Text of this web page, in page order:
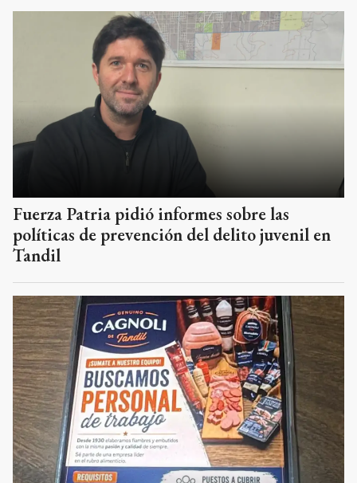
Fuerza Patria pidió informes sobre las
políticas de prevención del delito juvenil en
Tandil